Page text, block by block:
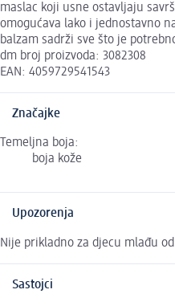
maslac koji usne ostavljaju
omogućava lako i jednostavno
balzam sadrži sve što je
dm broj proizvoda: 3082308
EAN: 4059729541543
Značajke
Temeljna boja:
boja kože
Upozorenja
Nije prikladno za djecu mlađu
Sastojci